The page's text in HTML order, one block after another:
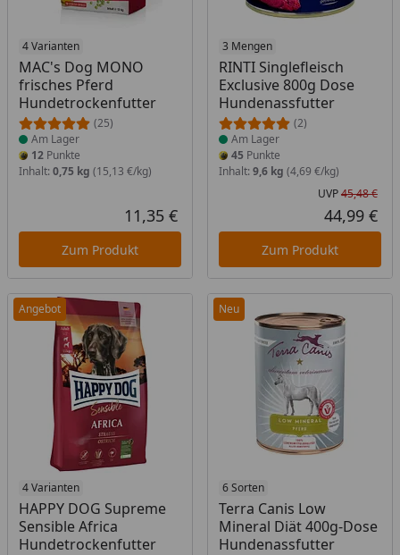
4 Varianten
MAC's Dog MONO
frisches Pferd
Hundetrockenfutter
(25)
Produkt am Lager
Am Lager
12 Punkte
Inhalt: 0,75 kg (15,13 €/kg)
Aktueller Preis
11,35 €
Zum Produkt
3 Mengen
RINTI Singlefleisch
Exclusive 800g Dose
Hundenassfutter
(2)
Produkt am Lager
Am Lager
45 Punkte
Inhalt: 9,6 kg (4,69 €/kg)
UVP45,48 €
44,99 €
Zum Produkt
Angebot
4 Varianten
HAPPY DOG Supreme
Sensible Africa
Hundetrockenfutter
Produkt am Lager
Neu
6 Sorten
Terra Canis Low
Mineral Diät 400g-Dose
Hundenassfutter
Produkt am Lager